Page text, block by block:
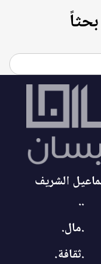
الشريف
..
.مال.
.ثقافة.